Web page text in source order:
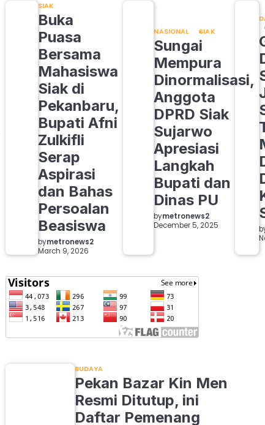
SIAK
Buka
Puasa
Bersama
Mahasiswa
Siak di
Pekanbaru,
Bupati Afni
Zulkifli
Serap
Aspirasi
dan Bahas
Persoalan
Beasiswa
bymetronews2
March 9, 2026
NASIONAL SIAK
Sungai
Mempura
Dinormalisasi,
Anggota
DPRD Siak
Sujarwo
Apresiasi
Langkah
Bupati dan
Dinas PU
bymetronews2
December 5, 2025
BUDAYA
Pekan Bazar Kin Men
Resmi Ditutup, ini
Daftar Pemenang